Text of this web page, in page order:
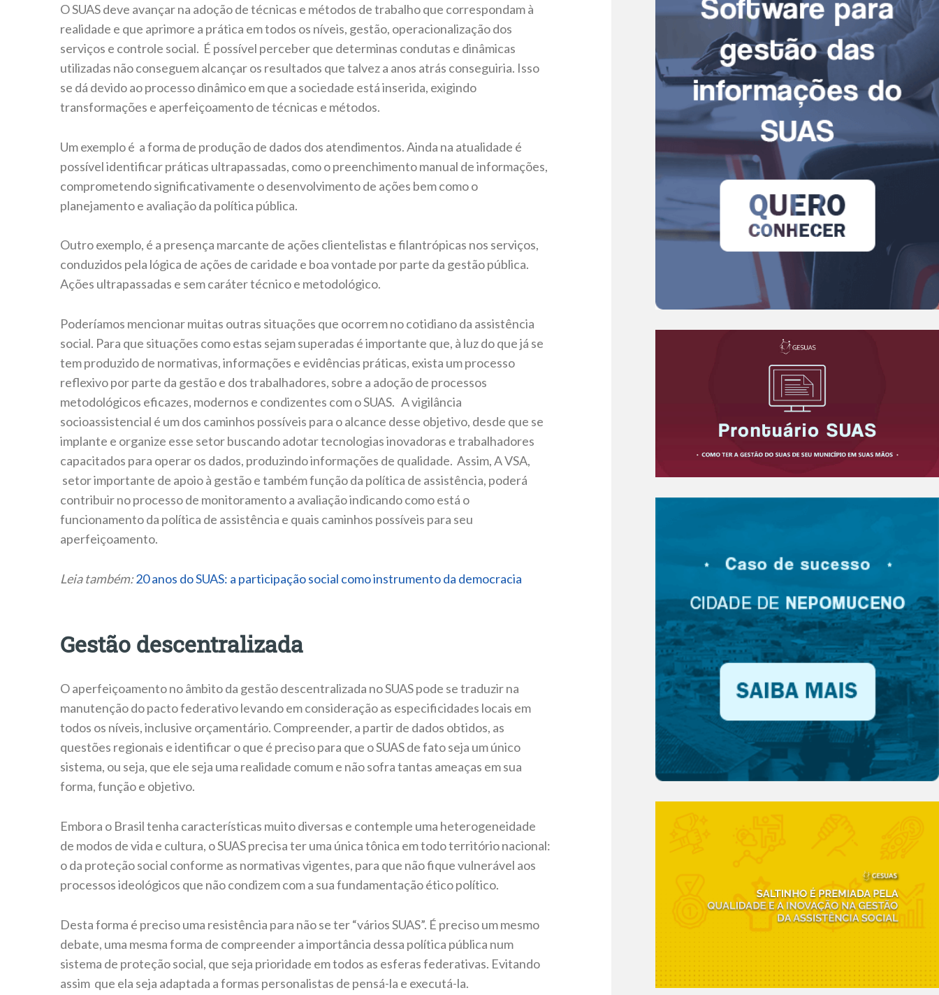
O SUAS deve avançar na adoção de técnicas e métodos de trabalho que correspondam à
realidade e que aprimore a prática em todos os níveis, gestão, operacionalização dos
serviços e controle social. É possível perceber que determinas condutas e dinâmicas
utilizadas não conseguem alcançar os resultados que talvez a anos atrás conseguiria. Isso
se dá devido ao processo dinâmico em que a sociedade está inserida, exigindo
transformações e aperfeiçoamento de técnicas e métodos.
Um exemplo é a forma de produção de dados dos atendimentos. Ainda na atualidade é
possível identificar práticas ultrapassadas, como o preenchimento manual de informações,
comprometendo significativamente o desenvolvimento de ações bem como o
planejamento e avaliação da política pública.
Outro exemplo, é a presença marcante de ações clientelistas e filantrópicas nos serviços,
conduzidos pela lógica de ações de caridade e boa vontade por parte da gestão pública.
Ações ultrapassadas e sem caráter técnico e metodológico.
Poderíamos mencionar muitas outras situações que ocorrem no cotidiano da assistência
social. Para que situações como estas sejam superadas é importante que, à luz do que já se
tem produzido de normativas, informações e evidências práticas, exista um processo
reflexivo por parte da gestão e dos trabalhadores, sobre a adoção de processos
metodológicos eficazes, modernos e condizentes com o SUAS. A vigilância
socioassistencial é um dos caminhos possíveis para o alcance desse objetivo, desde que se
implante e organize esse setor buscando adotar tecnologias inovadoras e trabalhadores
capacitados para operar os dados, produzindo informações de qualidade. Assim, A VSA,
setor importante de apoio à gestão e também função da política de assistência, poderá
contribuir no processo de monitoramento a avaliação indicando como está o
funcionamento da política de assistência e quais caminhos possíveis para seu
aperfeiçoamento.
Leia também:20 anos do SUAS: a participação social como instrumento da democracia
Gestão descentralizada
O aperfeiçoamento no âmbito da gestão descentralizada no SUAS pode se traduzir na
manutenção do pacto federativo levando em consideração as especificidades locais em
todos os níveis, inclusive orçamentário. Compreender, a partir de dados obtidos, as
questões regionais e identificar o que é preciso para que o SUAS de fato seja um único
sistema, ou seja, que ele seja uma realidade comum e não sofra tantas ameaças em sua
forma, função e objetivo.
Embora o Brasil tenha características muito diversas e contemple uma heterogeneidade
de modos de vida e cultura, o SUAS precisa ter uma única tônica em todo território nacional:
o da proteção social conforme as normativas vigentes, para que não fique vulnerável aos
processos ideológicos que não condizem com a sua fundamentação ético político.
Desta forma é preciso uma resistência para não se ter “vários SUAS”. É preciso um mesmo
debate, uma mesma forma de compreender a importância dessa política pública num
sistema de proteção social, que seja prioridade em todos as esferas federativas. Evitando
assim que ela seja adaptada a formas personalistas de pensá-la e executá-la.